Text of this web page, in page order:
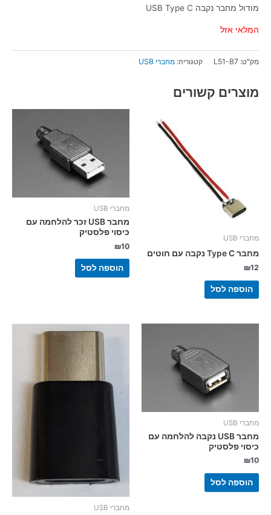
מודול מחבר נקבה USB Type C
המלאי אזל
מק"ט: L51-B7 קטגוריה: מחברי USB
מוצרים קשורים
מחברי USB
מחבר Type C נקבה עם חוטים
₪12
הוספה לסל
מחברי USB
מחבר USB זכר להלחמה עם
כיסוי פלסטיק
₪10
הוספה לסל
מחברי USB
מחבר USB נקבה להלחמה עם
כיסוי פלסטיק
₪10
הוספה לסל
מחברי USB